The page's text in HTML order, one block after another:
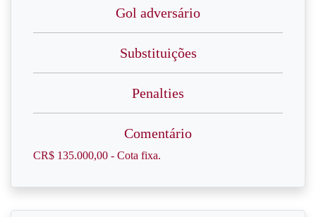
Gol adversário
Substituições
Penalties
Comentário
CR$ 135.000,00 - Cota fixa.